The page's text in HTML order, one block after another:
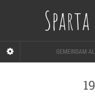
GEMEINSAM